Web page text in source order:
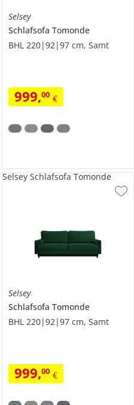
Selsey
Schlafsofa Tomonde
BHL 220|92|97 cm, Samt
999,00 €
Selsey
Schlafsofa Tomonde
BHL 220|92|97 cm, Samt
999,00 €
Selsey Schlafsofa Tomonde